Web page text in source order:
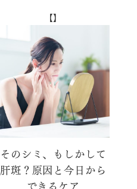
【】
そのシミ、もしかして
肝斑？原因と今日から
できるケア